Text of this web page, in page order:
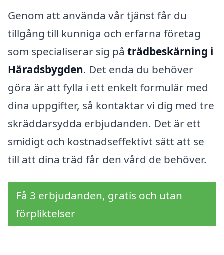
Genom att använda vår tjänst får du
tillgång till kunniga och erfarna företag
som specialiserar sig på trädbeskärning i
Häradsbygden. Det enda du behöver
göra är att fylla i ett enkelt formulär med
dina uppgifter, så kontaktar vi dig med tre
skräddarsydda erbjudanden. Det är ett
smidigt och kostnadseffektivt sätt att se
till att dina träd får den vård de behöver.
Få 3 erbjudanden, gratis och utan
förpliktelser